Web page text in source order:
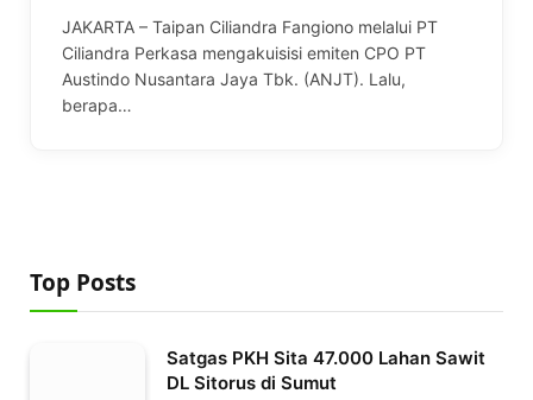
JAKARTA – Taipan Ciliandra Fangiono melalui PT
Ciliandra Perkasa mengakuisisi emiten CPO PT
Austindo Nusantara Jaya Tbk. (ANJT). Lalu,
berapa…
Top Posts
Satgas PKH Sita 47.000 Lahan Sawit
DL Sitorus di Sumut